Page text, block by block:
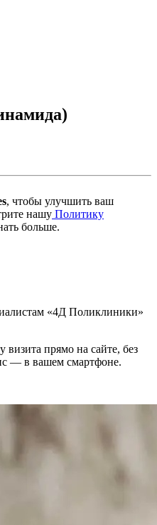
, чтобы улучшить ваш
нашу Политику
больше.
«4Д Поликлиники»
визита прямо на сайте, без
— в вашем смартфоне.